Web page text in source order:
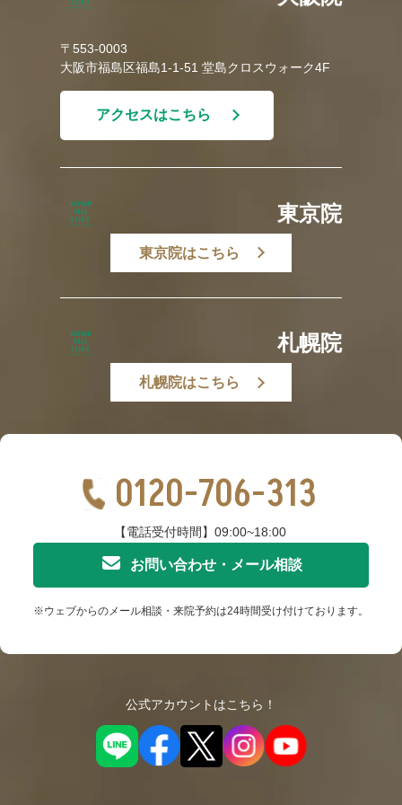
〒553-0003
大阪市福島区福島1-1-51 堂島クロスウォーク4F
アクセスはこちら
東京院
東京院はこちら
札幌院
札幌院はこちら
0120-706-313
【電話受付時間】09:00~18:00
お問い合わせ・メール相談
※ウェブからのメール相談・来院予約は24時間受け付けております。
公式アカウントはこちら！